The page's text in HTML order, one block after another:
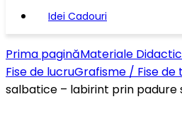
Idei Cadouri
Prima paginăMateriale
Fise de lucruGrafisme / Fise de
salbatice – labirint prin padure